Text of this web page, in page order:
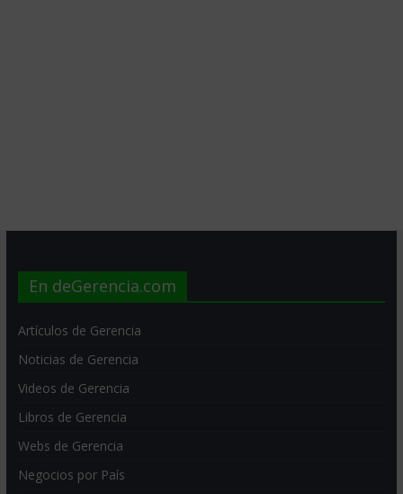
En deGerencia.com
Artículos de Gerencia
Noticias de Gerencia
Videos de Gerencia
Libros de Gerencia
Webs de Gerencia
Negocios por País